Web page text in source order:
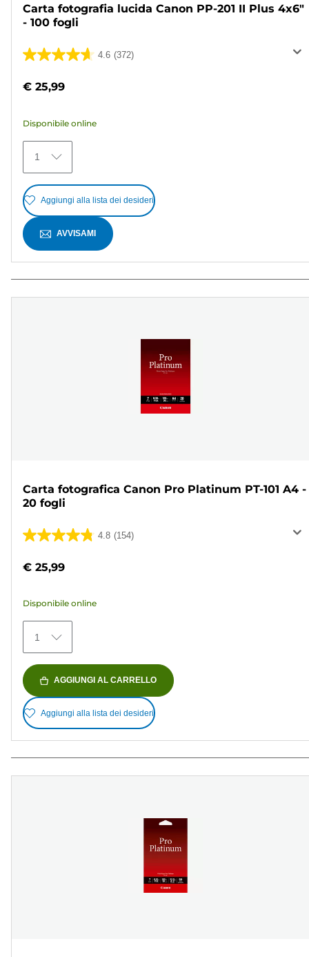
Carta fotografia lucida Canon PP-201 II Plus 4x6"
- 100 fogli
4.6 (372)
4.6
5
372
recensioni
€ 25,99
Disponibile online
1
Aggiungi alla lista dei desideri
AVVISAMI
Carta fotografica Canon Pro Platinum PT-101 A4 -
20 fogli
4.8 (154)
4.8
5
154
recensioni
€ 25,99
Disponibile online
1
AGGIUNGI AL CARRELLO
Aggiungi alla lista dei desideri